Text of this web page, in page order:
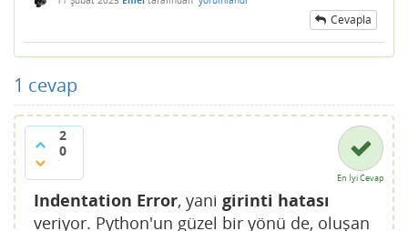
Cevapla
1 cevap
2
0
En İyi Cevap
Indentation Error, yani girinti hatası
veriyor. Python'un güzel bir yönü de, oluşan